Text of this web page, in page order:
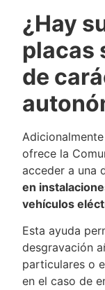
¿Hay
placas
de
ofrece la
acceder a una
en
vehículos
Esta ayuda
desgravación
particulares o
en el caso de